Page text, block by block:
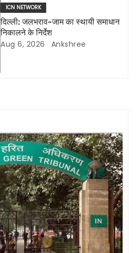
ICN NETWORK
दिल्ली: जलभराव-जाम का स्थायी समाधान
निकालने के निर्देश
Aug 6, 2026 Ankshree